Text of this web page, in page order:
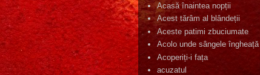
Acasă înaintea nopții
Acest tărâm al blândeții
Aceste patimi zbuciumate
Acolo unde sângele îngheață
Acoperiți-i fața
acuzatul